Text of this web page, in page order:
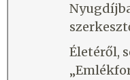
Életéről,